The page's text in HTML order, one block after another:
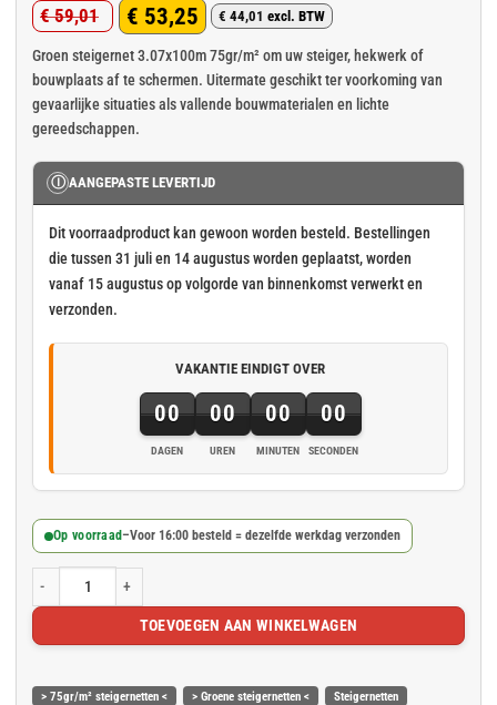
€59,01
Oorspronkelijke
prijs
was:
€ 59,01.
€ 53,25
Huidige
prijs
is:
€ 53,25.
€ 44,01 excl. BTW
Groen steigernet 3.07x100m 75gr/m² om uw steiger, hekwerk of
bouwplaats af te schermen. Uitermate geschikt ter voorkoming van
gevaarlijke situaties als vallende bouwmaterialen en lichte
gereedschappen.
Ⓘ AANGEPASTE LEVERTIJD
Dit voorraadproduct kan gewoon worden besteld. Bestellingen
die tussen 31 juli en 14 augustus worden geplaatst, worden
vanaf 15 augustus op volgorde van binnenkomst verwerkt en
verzonden.
VAKANTIE EINDIGT OVER
00
DAGEN
00
UREN
00
MINUTEN
00
SECONDEN
Op voorraad –Voor 16:00 besteld = dezelfde werkdag verzonden
Groen steigernet 3.07x25m 75gr/m² aantal
TOEVOEGEN AAN WINKELWAGEN
> 75gr/m² steigernetten < > Groene steigernetten <
Steigernetten